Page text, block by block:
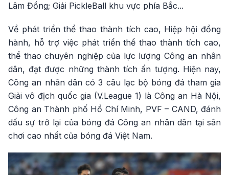
Lâm Đồng; Giải PickleBall khu vực phía Bắc...
Về phát triển thể thao thành tích cao, Hiệp hội đồng
hành, hỗ trợ việc phát triển thể thao thành tích cao,
thể thao chuyên nghiệp của lực lượng Công an nhân
dân, đạt được những thành tích ấn tượng. Hiện nay,
Công an nhân dân có 3 câu lạc bộ bóng đá tham gia
Giải vô địch quốc gia (V.League 1) là Công an Hà Nội,
Công an Thành phố Hồ Chí Minh, PVF – CAND, đánh
dấu sự trở lại của bóng đá Công an nhân dân tại sân
chơi cao nhất của bóng đá Việt Nam.